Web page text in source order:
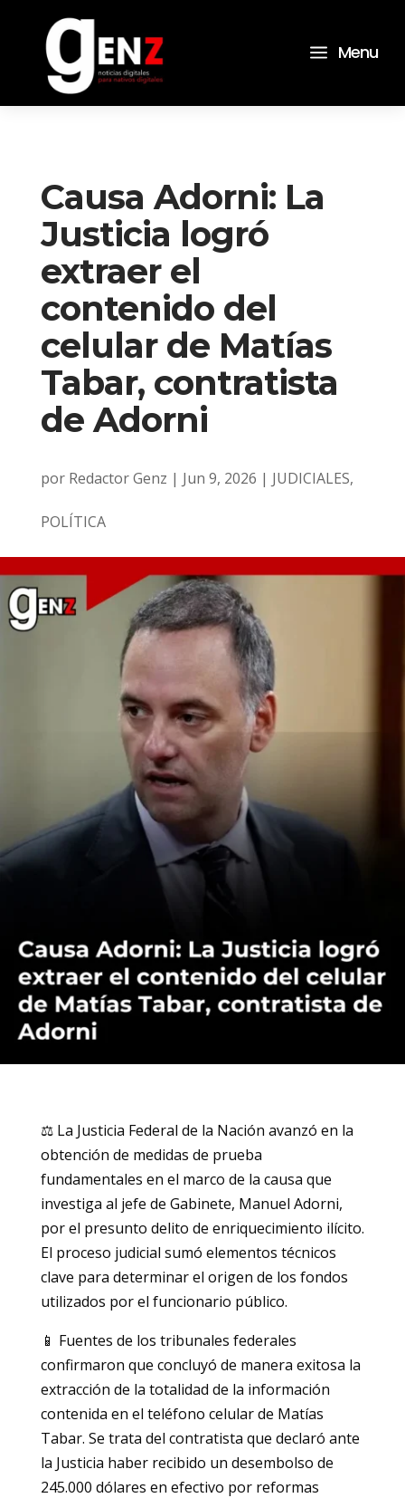
a Menu
Causa Adorni: La
Justicia logró
extraer el
contenido del
celular de Matías
Tabar, contratista
de Adorni
por Redactor Genz | Jun 9, 2026 | JUDICIALES,
POLÍTICA
⚖️ La Justicia Federal de la Nación avanzó en la
obtención de medidas de prueba
fundamentales en el marco de la causa que
investiga al jefe de Gabinete, Manuel Adorni,
por el presunto delito de enriquecimiento ilícito.
El proceso judicial sumó elementos técnicos
clave para determinar el origen de los fondos
utilizados por el funcionario público.
📱 Fuentes de los tribunales federales
confirmaron que concluyó de manera exitosa la
extracción de la totalidad de la información
contenida en el teléfono celular de Matías
Tabar. Se trata del contratista que declaró ante
la Justicia haber recibido un desembolso de
245.000 dólares en efectivo por reformas